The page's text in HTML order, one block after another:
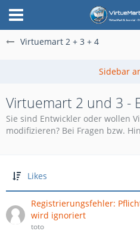
Virtuemart 2 + 3 + 4
Virtuemart 2 und 3 -
Sie sind Entwickler oder wollen
modifizieren? Bei Fragen bzw.
Likes
Registrierungsfehler:
wird ignoriert
toto